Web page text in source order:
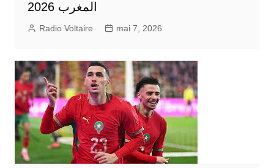
المغرب 2026
Radio Voltaire mai 7, 2026